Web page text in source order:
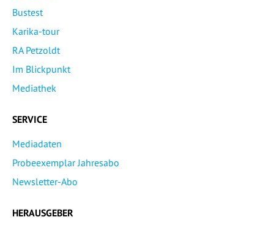
Bustest
Karika-tour
RA Petzoldt
Im Blickpunkt
Mediathek
SERVICE
Mediadaten
Probeexemplar Jahresabo
Newsletter-Abo
HERAUSGEBER